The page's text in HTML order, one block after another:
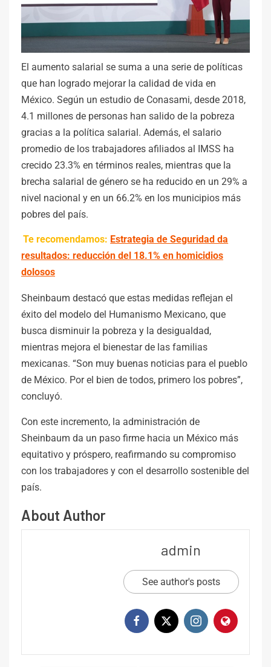
El aumento salarial se suma a una serie de políticas
que han logrado mejorar la calidad de vida en
México. Según un estudio de Conasami, desde 2018,
4.1 millones de personas han salido de la pobreza
gracias a la política salarial. Además, el salario
promedio de los trabajadores afiliados al IMSS ha
crecido 23.3% en términos reales, mientras que la
brecha salarial de género se ha reducido en un 29% a
nivel nacional y en un 66.2% en los municipios más
pobres del país.
Te recomendamos: Estrategia de Seguridad da
resultados: reducción del 18.1% en homicidios
dolosos
Sheinbaum destacó que estas medidas reflejan el
éxito del modelo del Humanismo Mexicano, que
busca disminuir la pobreza y la desigualdad,
mientras mejora el bienestar de las familias
mexicanas. “Son muy buenas noticias para el pueblo
de México. Por el bien de todos, primero los pobres”,
concluyó.
Con este incremento, la administración de
Sheinbaum da un paso firme hacia un México más
equitativo y próspero, reafirmando su compromiso
con los trabajadores y con el desarrollo sostenible del
país.
About Author
admin
See author's posts